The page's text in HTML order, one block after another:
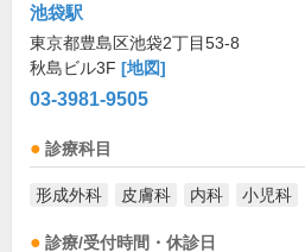
池袋駅
東京都豊島区池袋2丁目53-8
秋島ビル3F [地図]
03-3981-9505
診療科目
形成外科 皮膚科 内科 小児科
診療/受付時間・休診日